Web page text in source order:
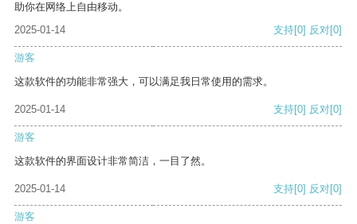
助你在网络上自由移动。
2025-01-14
支持[0] 反对[0]
游客
这款软件的功能非常强大，可以满足我日常使用的需求。
2025-01-14 支持[0] 反对[0]
游客
这款软件的界面设计非常简洁，一目了然。
2025-01-14 支持[0] 反对[0]
游客